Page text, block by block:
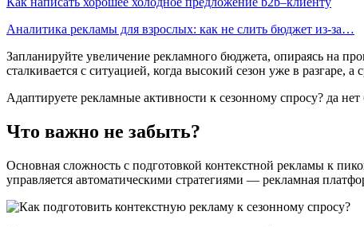
Аналитика рекламы для взрослых: как не слить бюджет из-за…
Запланируйте увеличение рекламного бюджета, опираясь на
сталкивается с ситуацией, когда высокий сезон уже в разгаре,
Адаптируете рекламные активности к сезонному спросу? да
Что важно не забыть?
Основная сложность с подготовкой контекстной рекламы к
управляется автоматическими стратегиями — рекламная